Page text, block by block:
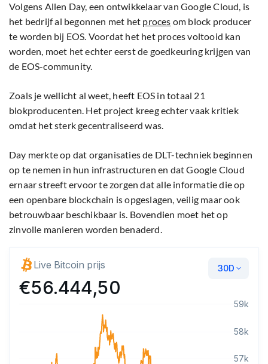
Volgens Allen Day, een ontwikkelaar van Google Cloud, is
het bedrijf al begonnen met het proces om block producer
te worden bij EOS. Voordat het het proces voltooid kan
worden, moet het echter eerst de goedkeuring krijgen van
de EOS-community.
Zoals je wellicht al weet, heeft EOS in totaal 21
blokproducenten. Het project kreeg echter vaak kritiek
omdat het sterk gecentraliseerd was.
Day merkte op dat organisaties de DLT-techniek beginnen
op te nemen in hun infrastructuren en dat Google Cloud
ernaar streeft ervoor te zorgen dat alle informatie die op
een openbare blockchain is opgeslagen, veilig maar ook
betrouwbaar beschikbaar is. Bovendien moet het op
zinvolle manieren worden benaderd.